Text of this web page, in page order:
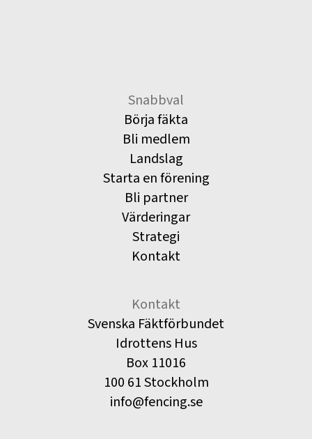
Snabbval
Börja fäkta
Bli medlem
Landslag
Starta en förening
Bli partner
Värderingar
Strategi
Kontakt
Kontakt
Svenska Fäktförbundet
Idrottens Hus
Box 11016
100 61 Stockholm
info@fencing.se